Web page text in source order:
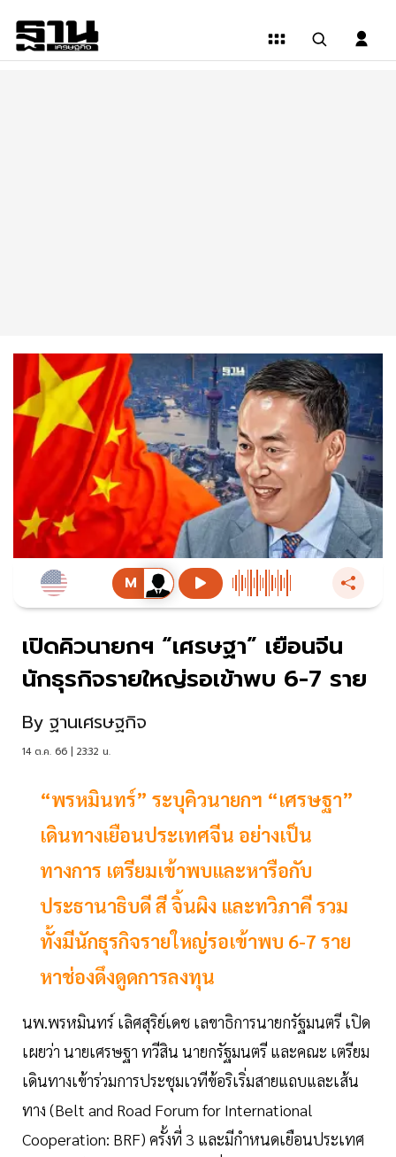
เปิดคิวนายกฯ “เศรษฐา” เยือนจีน
นักธุรกิจรายใหญ่รอเข้าพบ 6-7 ราย
By ฐานเศรษฐกิจ
14 ต.ค. 66 | 23:32 น.
“พรหมินทร์” ระบุคิวนายกฯ “เศรษฐา”
เดินทางเยือนประเทศจีน อย่างเป็น
ทางการ เตรียมเข้าพบและหารือกับ
ประธานาธิบดี สี จิ้นผิง และทวิภาคี รวม
ทั้งมีนักธุรกิจรายใหญ่รอเข้าพบ 6-7 ราย
หาช่องดึงดูดการลงทุน
นพ.พรหมินทร์ เลิศสุริย์เดช เลขาธิการนายกรัฐมนตรี เปิด
เผยว่า นายเศรษฐา ทวีสิน นายกรัฐมนตรี และคณะ เตรียม
เดินทางเข้าร่วมการประชุมเวทีข้อริเริ่มสายแถบและเส้น
ทาง (Belt and Road Forum for International
Cooperation: BRF) ครั้งที่ 3 และมีกำหนดเยือนประเทศ